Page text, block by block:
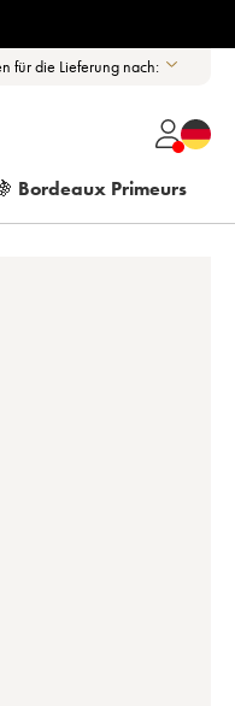
für die Lieferung nach:
Bordeaux Primeurs